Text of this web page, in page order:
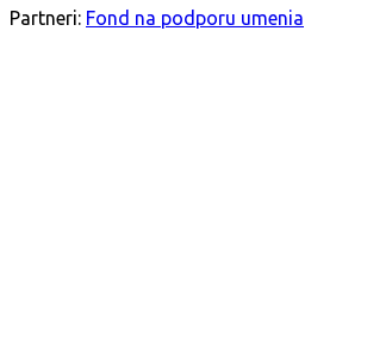
Partneri: Fond na podporu umenia